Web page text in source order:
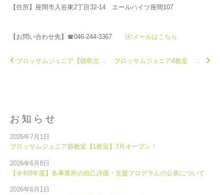
【住所】座間市入谷東2丁目32-14 エールハイツ座間107
【お問い合わせ先】☎046-244-3367 ✉️メールはこちら
ブロッサムジュニア【徳島北教室】2月オープン！ ブロッサムジュニア4教室 ４月オープン！
お知らせ
ブロッサムジュニア新教室【1教室】7月オープン！
2026年7月1日
【令和8年度】各事業所の自己評価・支援プログラムの公表について
2026年6月8日
2026年6月1日